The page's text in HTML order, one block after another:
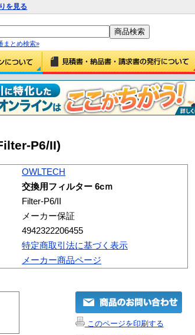
を見る
まとめ検索»
P6/II)
OWLTECH
交換用フィルター 6cｍ
Filter-P6/II
メーカー保証
4942322206455
特定商取引法に基づく表示
メーカー商品ページ
このページを印刷する